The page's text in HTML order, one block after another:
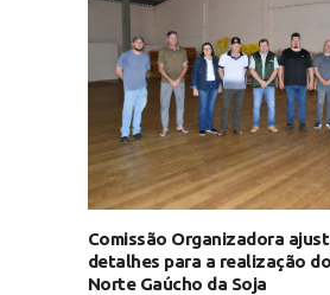
Comissão Organizadora
detalhes para a realização
Norte Gaúcho da Soja